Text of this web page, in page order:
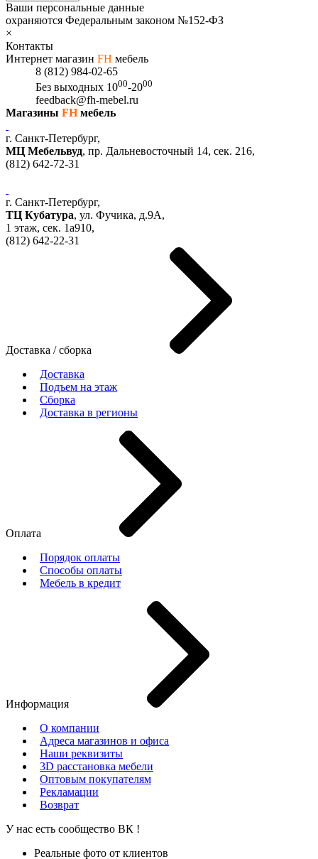
Ваши персональные данные
охраняются Федеральным законом №152-ФЗ
×
Контакты
Интернет магазин FH мебель
8 (812) 984-02-65
Без выходных 1000-2000
feedback@fh-mebel.ru
Магазины FHмебель
г. Санкт-Петербург,
МЦ Мебельвуд, пр. Дальневосточный 14, сек. 216,
(812) 642-72-31
г. Санкт-Петербург,
ТЦ Кубатура, ул. Фучика, д.9А,
1 этаж, сек. 1a910,
(812) 642-22-31
Доставка / сборка
Доставка
Подъем на этаж
Сборка
Доставка в регионы
Оплата
Порядок оплаты
Способы оплаты
Мебель в кредит
Информация
О компании
Адреса магазинов и офиса
Наши реквизиты
3D расстановка мебели
Оптовым покупателям
Рекламации
Возврат
У нас есть сообщество ВК !
Реальные фото от клиентов